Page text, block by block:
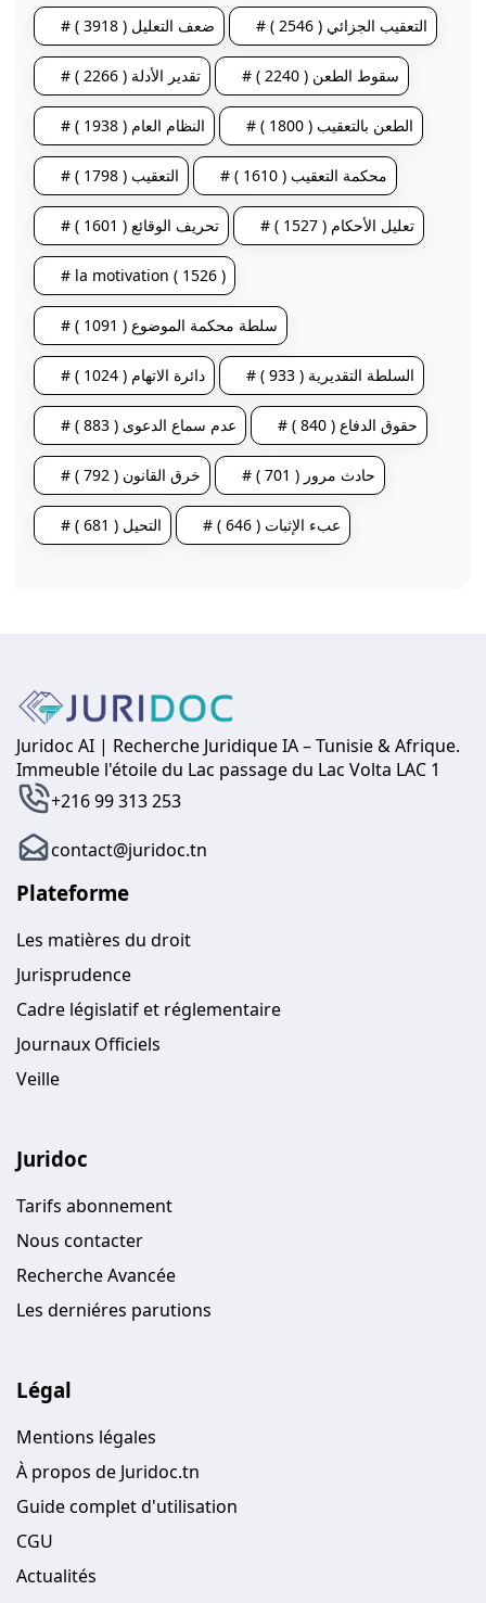
# ضعف التعليل ( 3918 ) # التعقيب الجزائي ( 2546 )
# تقدير الأدلة ( 2266 ) # سقوط الطعن ( 2240 )
# النظام العام ( 1938 ) # الطعن بالتعقيب ( 1800 )
# التعقيب ( 1798 ) # محكمة التعقيب ( 1610 )
# تحريف الوقائع ( 1601 ) # تعليل الأحكام ( 1527 )
# la motivation ( 1526 )
# سلطة محكمة الموضوع ( 1091 )
# دائرة الاتهام ( 1024 ) # السلطة التقديرية ( 933 )
# عدم سماع الدعوى ( 883 ) # حقوق الدفاع ( 840 )
# خرق القانون ( 792 ) # حادث مرور ( 701 )
# التحيل ( 681 ) # عبء الإثبات ( 646 )
Juridoc AI | Recherche Juridique IA – Tunisie & Afrique.
Immeuble l'étoile du Lac passage du Lac Volta LAC 1
+216 99 313 253
contact@juridoc.tn
Plateforme
Les matières du droit
Jurisprudence
Cadre législatif et réglementaire
Journaux Officiels
Veille
Juridoc
Tarifs abonnement
Nous contacter
Recherche Avancée
Les derniéres parutions
Légal
Mentions légales
À propos de Juridoc.tn
Guide complet d'utilisation
CGU
Actualités